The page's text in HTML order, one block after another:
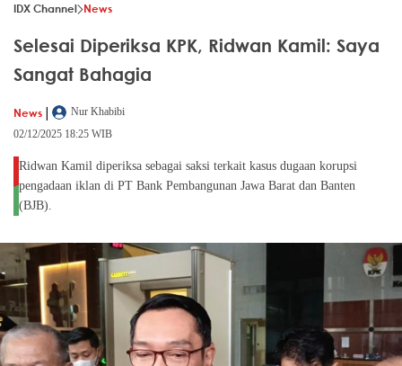
IDX Channel News
Selesai Diperiksa KPK, Ridwan Kamil: Saya
Sangat Bahagia
News |
Nur Khabibi
02/12/2025 18:25 WIB
Ridwan Kamil diperiksa sebagai saksi terkait kasus dugaan korupsi
pengadaan iklan di PT Bank Pembangunan Jawa Barat dan Banten
(BJB).